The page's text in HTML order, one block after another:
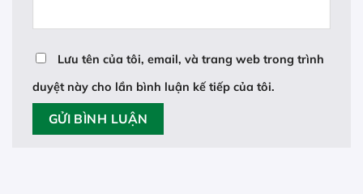
Lưu tên của tôi, email, và trang web trong trình
duyệt này cho lần bình luận kế tiếp của tôi.